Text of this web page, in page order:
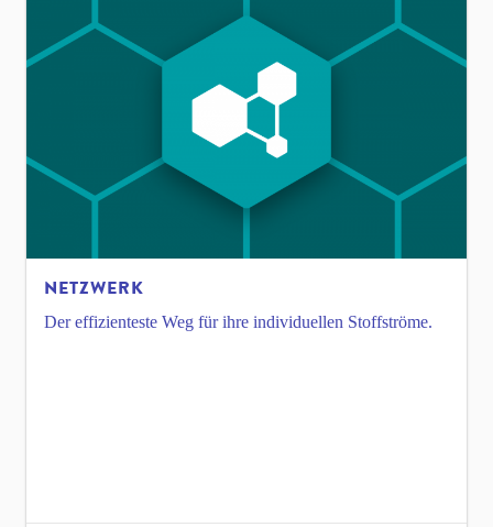
NETZWERK
Der effizienteste Weg für ihre individuellen Stoffströme.